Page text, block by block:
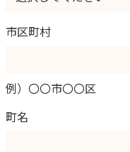
市区町村
例）〇〇市〇〇区
町名